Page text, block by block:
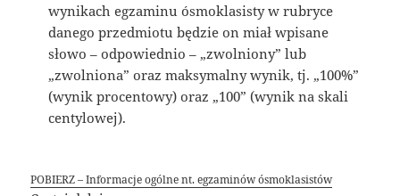
wynikach egzaminu ósmoklasisty w rubryce
danego przedmiotu będzie on miał wpisane
słowo – odpowiednio – „zwolniony” lub
„zwolniona” oraz maksymalny wynik, tj. „100%”
(wynik procentowy) oraz „100” (wynik na skali
centylowej).
POBIERZ – Informacje ogólne nt. egzaminów ósmoklasistów